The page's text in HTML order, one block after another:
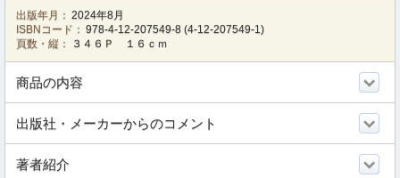
出版年月： 2024年8月
ISBNコード： 978-4-12-207549-8 (4-12-207549-1)
頁数・縦：
３４６Ｐ １６ｃｍ
商品の内容
出版社・メーカーからのコメント
著者紹介